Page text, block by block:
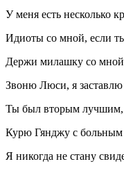
У меня есть несколько
Идиоты со мной, если
Держи милашку со мной,
Звоню Люси, я заставлю
Ты был вторым
Курю Гянджу с
Я никогда не стану